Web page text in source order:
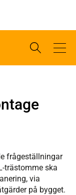
frågeställningar
trästomme ska
via
på bygget.